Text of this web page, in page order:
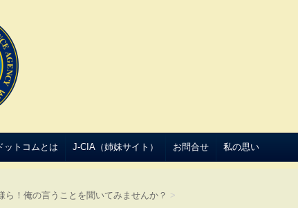
ットコムとは J-CIA（姉妹サイト） お問合せ 私の思い
ら！俺の言うことを聞いてみませんか？ >